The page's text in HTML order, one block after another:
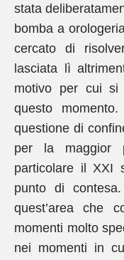
stata
bomba a
cercato di
lasciata lì
motivo per cui si
questo
questione di
per la maggior
particolare il XXI
punto di
quest’area che
momenti molto
nei momenti in